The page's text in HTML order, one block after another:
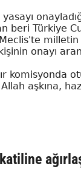
beri Türkiye
Meclis'te
onayı
komisyonda
aşkına,